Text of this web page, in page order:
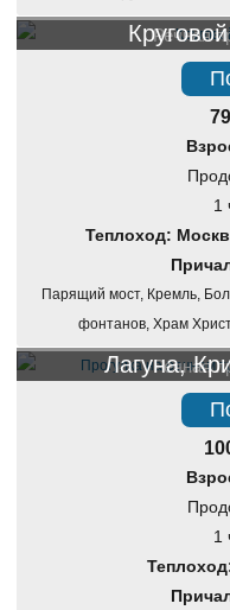
Речная
1
Теплоход:
Парящий мост, Кремль,
фонтанов, Храм
Речная
Лагуна,
1